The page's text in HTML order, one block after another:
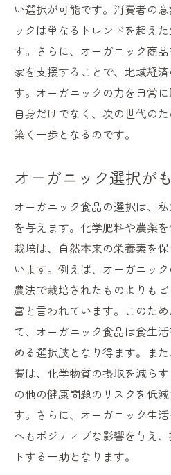
地域社会におけるオ
オーガニック選択が
地域社会と連携した
オーガニックが地域
未来を築くためのオーガ
割
未来社会におけるオ
市場を牽引するオー
オーガニックマーケ
性
オーガニックを通じ
未来を築くオーガニ
オーガニックとともに歩
タイル
持続可能なライフス
ガニックの力
オーガニックと共に
ライフスタイルにお
要性
い選択が可能です。消費者の
ックは単なるトレンドを超え
す。さらに、オーガニック商
家を支援することで、地域経
す。オーガニックの力を日常
自身だけでなく、次の世代の
築く一歩となるのです。
オーガニック選択が
オーガニック食品の選択は、
を与えます。化学肥料や農薬
栽培は、自然本来の栄養素を
います。例えば、オーガニッ
農法で栽培されたものよりも
富と言われています。このた
て、オーガニック食品は食生
める選択肢となり得ます。ま
費は、化学物質の摂取を減ら
の他の健康問題のリスクを低
す。さらに、オーガニック生
へもポジティブな影響を与え
トする一助となります。